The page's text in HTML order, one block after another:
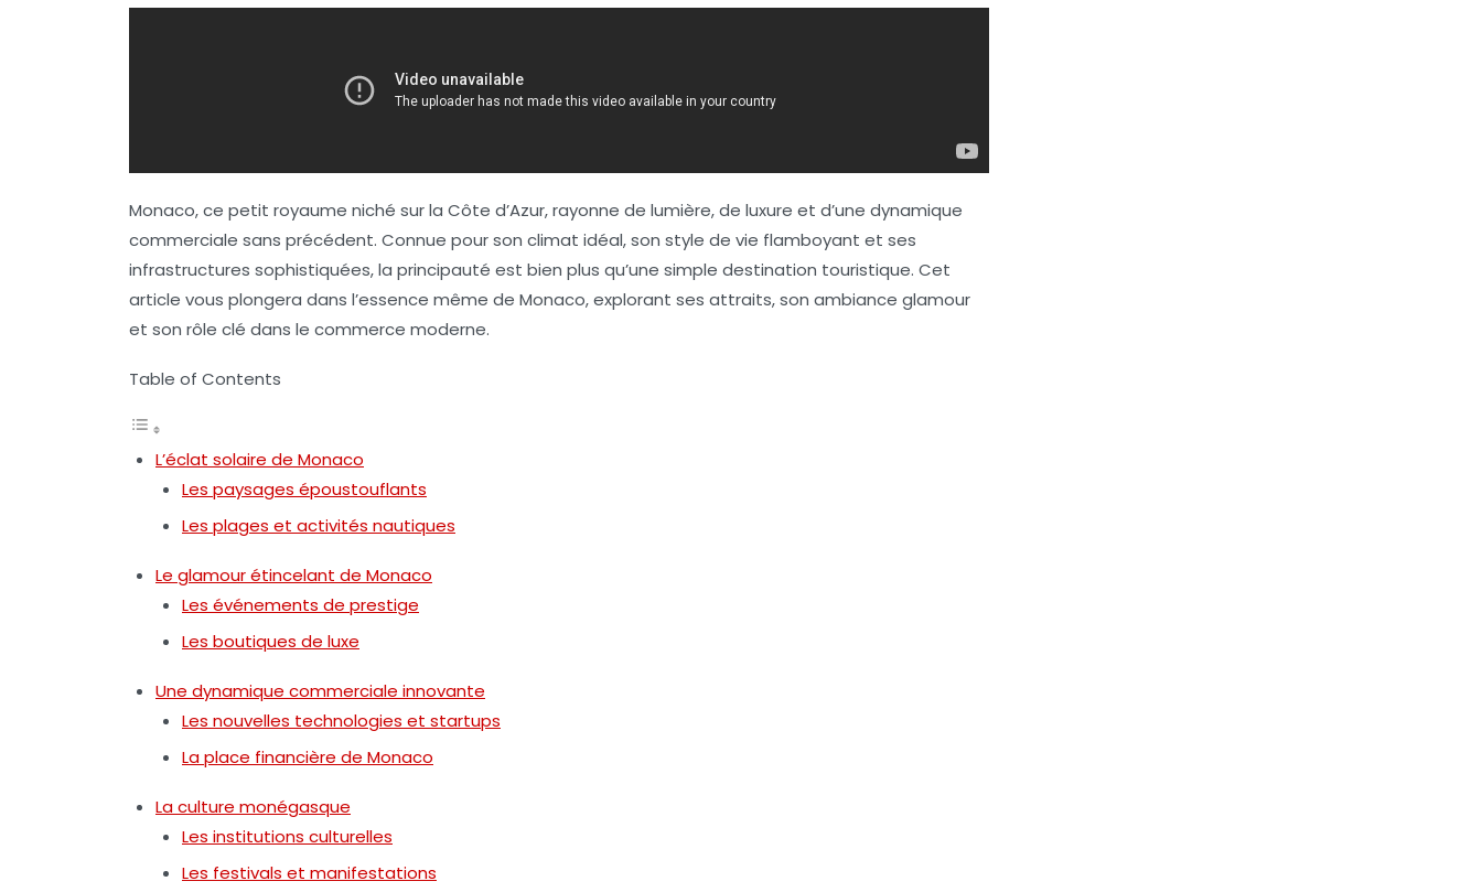
Monaco, ce petit royaume niché sur la Côte d’Azur, rayonne de lumière, de luxure et d’une dynamique
commerciale sans précédent. Connue pour son climat idéal, son style de vie flamboyant et ses
infrastructures sophistiquées, la principauté est bien plus qu’une simple destination touristique. Cet
article vous plongera dans l’essence même de Monaco, explorant ses attraits, son ambiance glamour
et son rôle clé dans le commerce moderne.
Table of Contents
L’éclat solaire de Monaco
Les paysages époustouflants
Les plages et activités nautiques
Le glamour étincelant de Monaco
Les événements de prestige
Les boutiques de luxe
Une dynamique commerciale innovante
Les nouvelles technologies et startups
La place financière de Monaco
La culture monégasque
Les institutions culturelles
Les festivals et manifestations